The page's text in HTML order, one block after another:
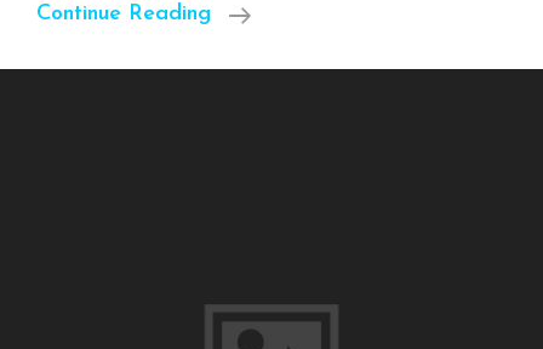
Continue Reading
Teilnehmer*innen